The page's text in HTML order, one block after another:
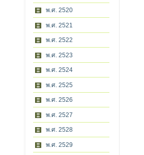
พ.ศ. 2520
พ.ศ. 2521
พ.ศ. 2522
พ.ศ. 2523
พ.ศ. 2524
พ.ศ. 2525
พ.ศ. 2526
พ.ศ. 2527
พ.ศ. 2528
พ.ศ. 2529